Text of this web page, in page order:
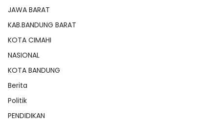
JAWA BARAT
KAB.BANDUNG BARAT
KOTA CIMAHI
NASIONAL
KOTA BANDUNG
Berita
Politik
PENDIDIKAN